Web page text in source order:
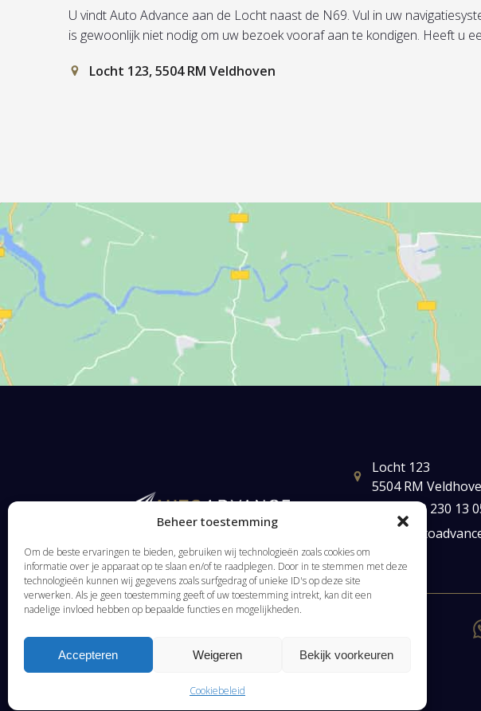
Beheer toestemming
Om de beste ervaringen te bieden, gebruiken wij technologieën zoals cookies om
informatie over je apparaat op te slaan en/of te raadplegen. Door in te stemmen met deze
technologieën kunnen wij gegevens zoals surfgedrag of unieke ID's op deze site
verwerken. Als je geen toestemming geeft of uw toestemming intrekt, kan dit een
nadelige invloed hebben op bepaalde functies en mogelijkheden.
Accepteren Weigeren Bekijk voorkeuren
Cookiebeleid
U vindt Auto Advance aan de Locht naast de N69. Vul in uw
is gewoonlijk niet nodig om uw bezoek vooraf aan te kondigen. Heeft u
Locht 123, 5504 RM Veldhoven
Locht 123
5504 RM
+31(0) 40 230 13